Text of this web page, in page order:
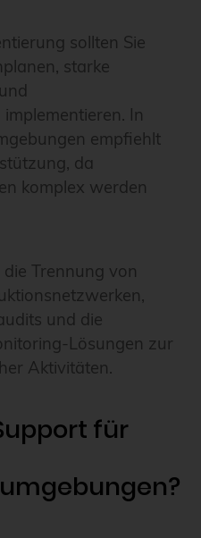
sollten Sie
starke
In
empfiehlt
da
komplex werden
Trennung von
und die
Lösungen zur
Aktivitäten.
für